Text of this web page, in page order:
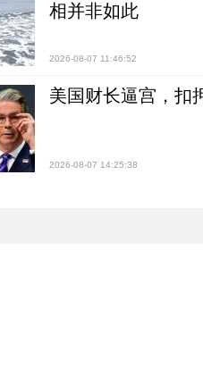
相并非如此
2026-08-07 11:46:52
美国财长逼宫，扣
2026-08-07 14:25:38